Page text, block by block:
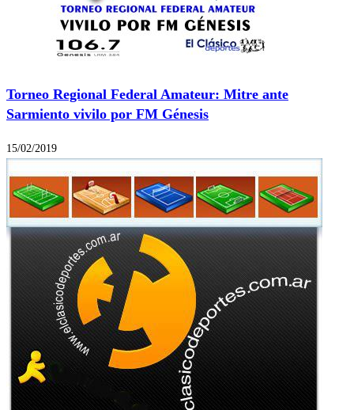
Torneo Regional Federal Amateur: Mitre ante
Sarmiento vivilo por FM Génesis
15/02/2019